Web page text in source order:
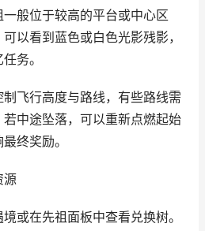
般位于较高的平台或中心区
以看到蓝色或白色光影残影，
务。
飞行高度与路线，有些路线需
中途坠落，可以重新点燃起始
终奖励。
源
或在先祖面板中查看兑换树。